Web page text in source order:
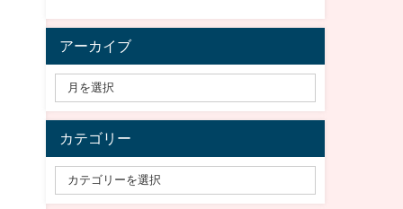
アーカイブ
カテゴリー